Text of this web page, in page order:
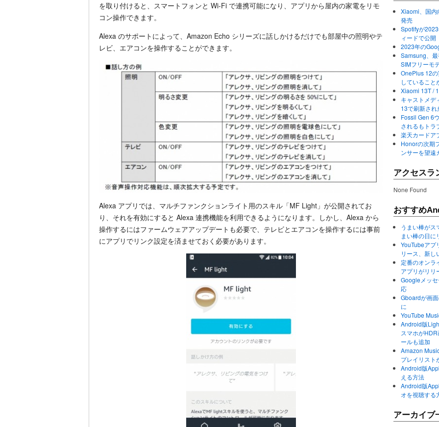
を取り付けると、スマートフォンと Wi-Fi で連携可能になり、アプリから屋内の家電をリモ
コン操作できます。
Alexa のサポートによって、Amazon Echo シリーズに話しかけるだけでも部屋中の照明やテ
レビ、エアコンを操作することができます。
Alexa アプリでは、マルチファンクションライト用のスキル「MF Light」が公開されてお
り、それを有効にすると Alexa 連携機能を利用できるようになります。しかし、Alexa から
操作するにはファームウェアアップデートも必要で、テレビとエアコンを操作するには事前
にアプリでリンク設定を済ませておく必要があります。
Xiaomi、国内
発売
Spotifyが
ィードで公開
2023年の
Samsung、
SIMフリーモ
OnePlus 12
していること
Xiaomi 13T /
キャストメデ
13で刷新さ
Fossil Gen 6
されるもトラ
楽天カードア
Honorの次期
ンサーを望遠
アクセスラ
None Found
おすすめ
うまい棒がス
まい棒の日に
YouTubeアプ
リース、新し
定番のオンラ
アプリがリリ
Googleメッ
応
Gboardが画
に
YouTube
Android版
スマホが
ールも追加
Amazon
プレイリスト
Android版
える方法
Android版
オを視聴する
アーカイブ